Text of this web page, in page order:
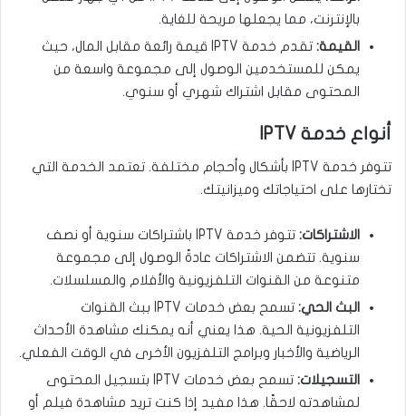
بالإنترنت، مما يجعلها مريحة للغاية.
القيمة:
تقدم خدمة IPTV قيمة رائعة مقابل المال، حيث
يمكن للمستخدمين الوصول إلى مجموعة واسعة من
المحتوى مقابل اشتراك شهري أو سنوي.
أنواع خدمة IPTV
تتوفر خدمة IPTV بأشكال وأحجام مختلفة. تعتمد الخدمة التي
تختارها على احتياجاتك وميزانيتك.
الاشتراكات:
تتوفر خدمة IPTV باشتراكات سنوية أو نصف
سنوية. تتضمن الاشتراكات عادةً الوصول إلى مجموعة
متنوعة من القنوات التلفزيونية والأفلام والمسلسلات.
البث الحي:
تسمح بعض خدمات IPTV ببث القنوات
التلفزيونية الحية. هذا يعني أنه يمكنك مشاهدة الأحداث
الرياضية والأخبار وبرامج التلفزيون الأخرى في الوقت الفعلي.
التسجيلات:
تسمح بعض خدمات IPTV بتسجيل المحتوى
لمشاهدته لاحقًا. هذا مفيد إذا كنت تريد مشاهدة فيلم أو